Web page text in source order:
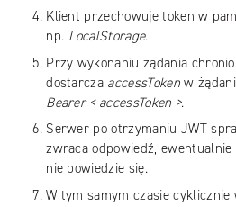
Klient przechowuje token w
np. LocalStorage.
Przy wykonaniu żądania
dostarcza accessTokenw
Bearer < accessToken >.
Serwer po otrzymaniu JWT
zwraca odpowiedź, ewentualnie
nie powiedzie się.
W tym samym czasie cyklicznie